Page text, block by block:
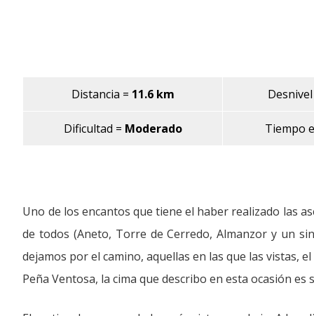
Distancia = 11.6 km
Dificultad = Moderado Tiempo
Uno de los encantos que tiene el haber realizado las
de todos (Aneto, Torre de Cerredo, Almanzor y un
dejamos por el camino, aquellas en las que las vistas,
Peña Ventosa, la cima que describo en esta ocasión